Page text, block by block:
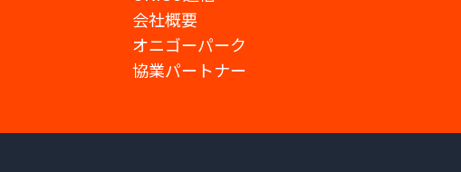
会社概要
オニゴーパーク
協業パートナー